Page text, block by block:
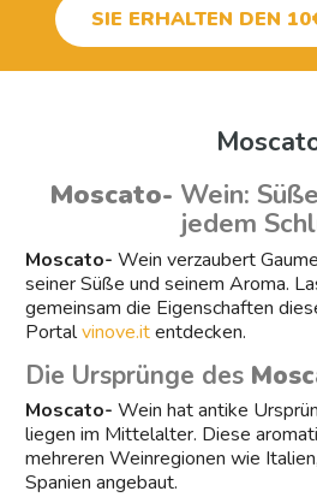
SIE ERHALTEN DEN
Moscato- Wein:
jedem
Moscato- Wein verzaubert
seiner Süße und seinem Aroma.
gemeinsam die Eigenschaften
Portalvinove.itentdecken.
Die Ursprünge des
Moscato- Wein hat antike
liegen im Mittelalter. Diese
mehreren Weinregionen wie
Spanien angebaut.